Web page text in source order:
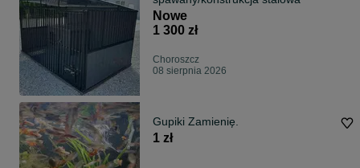
Nowe
1 300 zł
Choroszcz
08 sierpnia 2026
Gupiki Zamienię.
1 zł